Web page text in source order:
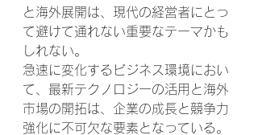
と海外展開は、現代の経営者にとっ
て避けて通れない重要なテーマかも
しれない。
急速に変化するビジネス環境におい
て、最新テクノロジーの活用と海外
市場の開拓は、企業の成長と競争力
強化に不可欠な要素となっている。